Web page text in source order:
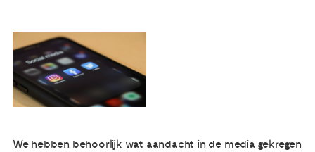
Over ons
Contact
We hebben behoorlijk wat aandacht in de media gekregen